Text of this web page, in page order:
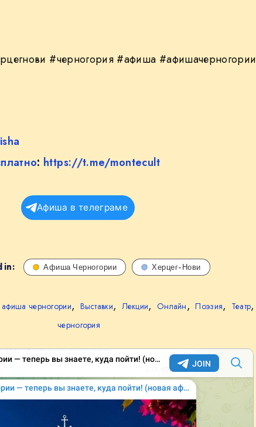
#черногория #афиша #афишачерногории
: https://t.me/montecult
Афиша в телеграме
in: Афиша Черногории Херцег-Нови
афиша черногории, Выставки, Лекции, Онлайн, Поэзия, Театр,
черногория